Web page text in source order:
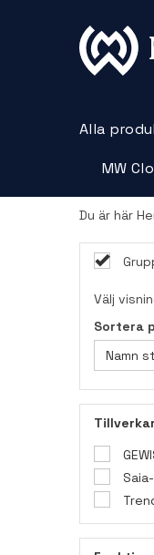
Alla
MW
Du är här
Välj
Sortera
Namn